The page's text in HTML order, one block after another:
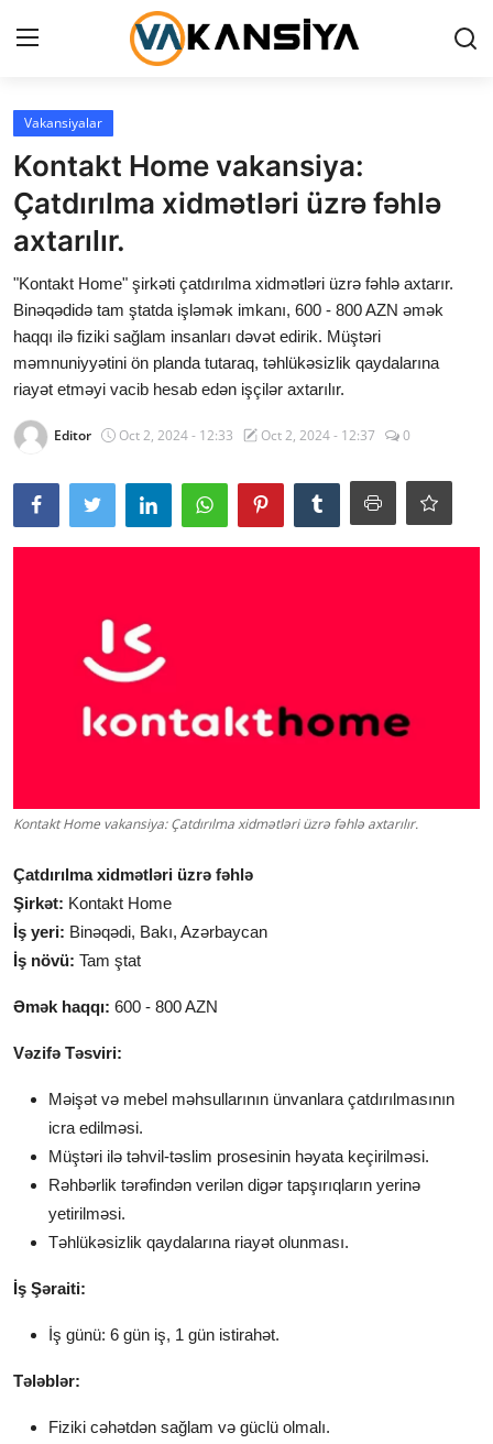
Login
Ana səhifə
Vakansiyalar
Maliyyə
Əlaqə
Xəbərlər
AZ
Vakansiyalar
Kontakt Home vakansiya:
Çatdırılma xidmətləri üzrə fəhlə
axtarılır.
"Kontakt Home" şirkəti çatdırılma xidmətləri üzrə fəhlə axtarır.
Binəqədidə tam ştatda işləmək imkanı, 600 - 800 AZN əmək
haqqı ilə fiziki sağlam insanları dəvət edirik. Müştəri
məmnuniyyətini ön planda tutaraq, təhlükəsizlik qaydalarına
riayət etməyi vacib hesab edən işçilər axtarılır.
Editor Oct 2, 2024 - 12:33 Oct 2, 2024 - 12:37 0
Kontakt Home vakansiya: Çatdırılma xidmətləri üzrə fəhlə axtarılır.
Çatdırılma xidmətləri üzrə fəhlə
Şirkət: Kontakt Home
İş yeri: Binəqədi, Bakı, Azərbaycan
İş növü: Tam ştat
Əmək haqqı: 600 - 800 AZN
Vəzifə Təsviri:
Məişət və mebel məhsullarının ünvanlara çatdırılmasının
icra edilməsi.
Müştəri ilə təhvil-təslim prosesinin həyata keçirilməsi.
Rəhbərlik tərəfindən verilən digər tapşırıqların yerinə
yetirilməsi.
Təhlükəsizlik qaydalarına riayət olunması.
İş Şəraiti:
İş günü: 6 gün iş, 1 gün istirahət.
Tələblər:
Fiziki cəhətdən sağlam və güclü olmalı.